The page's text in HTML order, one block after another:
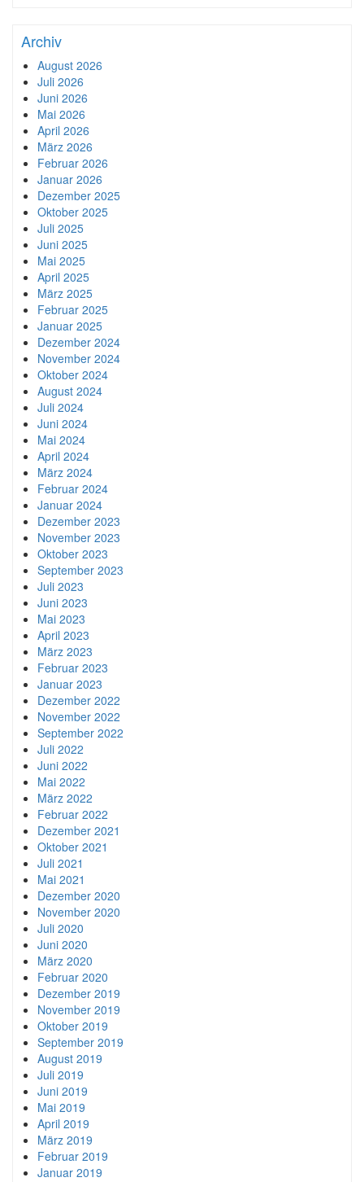
Archiv
August 2026
Juli 2026
Juni 2026
Mai 2026
April 2026
März 2026
Februar 2026
Januar 2026
Dezember 2025
Oktober 2025
Juli 2025
Juni 2025
Mai 2025
April 2025
März 2025
Februar 2025
Januar 2025
Dezember 2024
November 2024
Oktober 2024
August 2024
Juli 2024
Juni 2024
Mai 2024
April 2024
März 2024
Februar 2024
Januar 2024
Dezember 2023
November 2023
Oktober 2023
September 2023
Juli 2023
Juni 2023
Mai 2023
April 2023
März 2023
Februar 2023
Januar 2023
Dezember 2022
November 2022
September 2022
Juli 2022
Juni 2022
Mai 2022
März 2022
Februar 2022
Dezember 2021
Oktober 2021
Juli 2021
Mai 2021
Dezember 2020
November 2020
Juli 2020
Juni 2020
März 2020
Februar 2020
Dezember 2019
November 2019
Oktober 2019
September 2019
August 2019
Juli 2019
Juni 2019
Mai 2019
April 2019
März 2019
Februar 2019
Januar 2019